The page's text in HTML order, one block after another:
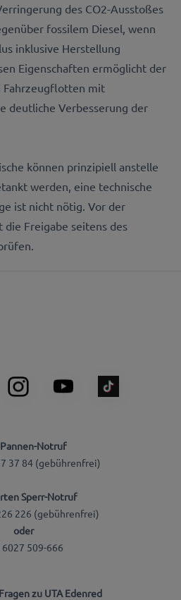
des CO2-Ausstoßes
fossilem Diesel, wenn
inklusive Herstellung
Eigenschaften ermöglicht der
Fahrzeugflotten mit
deutliche Verbesserung der
können prinzipiell anstelle
werden, eine technische
ist nicht nötig. Vor der
Freigabe seitens des
Notruf
37 84 (gebührenfrei)
Sperr-Notruf
226 (gebührenfrei)
oder
6027 509-666
zu UTA Edenred